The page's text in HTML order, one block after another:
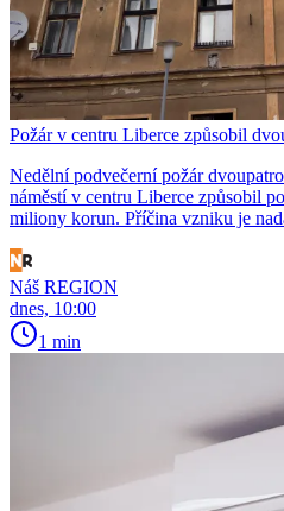
Požár v centru Liberce způsobil
Nedělní podvečerní požár
náměstí v centru Liberce způsobil
miliony korun. Příčina vzniku je
Náš REGION
dnes, 10:00
1 min